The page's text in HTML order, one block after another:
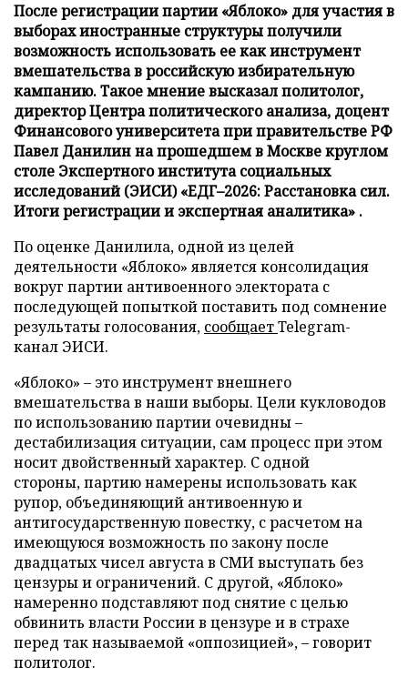
После регистрации партии «Яблоко» для участия в
выборах иностранные структуры получили
возможность использовать ее как инструмент
вмешательства в российскую избирательную
кампанию. Такое мнение высказал политолог,
директор Центра политического анализа, доцент
Финансового университета при правительстве РФ
Павел Данилин на прошедшем в Москве круглом
столе Экспертного института социальных
исследований (ЭИСИ) «ЕДГ–2026: Расстановка сил.
Итоги регистрации и экспертная аналитика» .
По оценке Данилила, одной из целей
деятельности «Яблоко» является консолидация
вокруг партии антивоенного электората с
последующей попыткой поставить под сомнение
результаты голосования, сообщаетTelegram-
канал ЭИСИ.
«Яблоко» – это инструмент внешнего
вмешательства в наши выборы. Цели кукловодов
по использованию партии очевидны –
дестабилизация ситуации, сам процесс при этом
носит двойственный характер. С одной
стороны, партию намерены использовать как
рупор, объединяющий антивоенную и
антигосударственную повестку, с расчетом на
имеющуюся возможность по закону после
двадцатых чисел августа в СМИ выступать без
цензуры и ограничений. С другой, «Яблоко»
намеренно подставляют под снятие с целью
обвинить власти России в цензуре и в страхе
перед так называемой «оппозицией», – говорит
политолог.